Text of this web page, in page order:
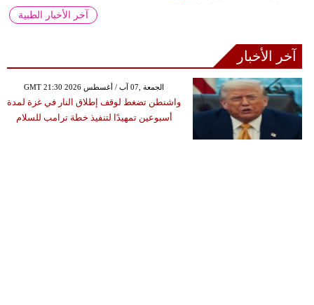
آخر الأخبار الطبية
آخر الأخبار
GMT 21:30 2026 الجمعة ,07 آب / أغسطس
واشنطن تضغط لوقف إطلاق النار في غزة لمدة
أسبوعين تمهيدًا لتنفيذ خطة ترامب للسلام